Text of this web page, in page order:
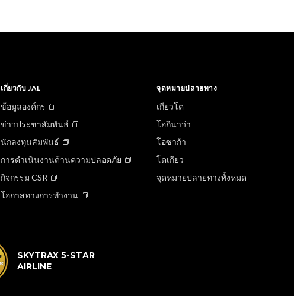
เกี่ยวกับ JAL
ข้อมูลองค์กร
ข่าวประชาสัมพันธ์
นักลงทุนสัมพันธ์
การดำเนินงานด้านความปลอดภัย
กิจกรรม CSR
โอกาสทางการทำงาน
จุดหมายปลายทาง
เกียวโต
โอกินาว่า
โอซาก้า
โตเกียว
จุดหมายปลายทางทั้งหมด
SKYTRAX 5-STAR
AIRLINE